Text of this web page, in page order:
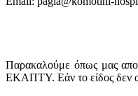
Παρακαλούμε όπως μας
ΕΚΑΠΤΥ. Εάν το είδος δεν